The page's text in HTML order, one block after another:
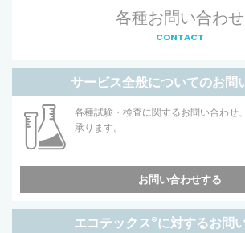
各種お問い合わせ
CONTACT
サービス全般についてのお問
各種試験・検査に関するお問い合わせ
承ります。
お問い合わせする
エコテックス®に対するお問